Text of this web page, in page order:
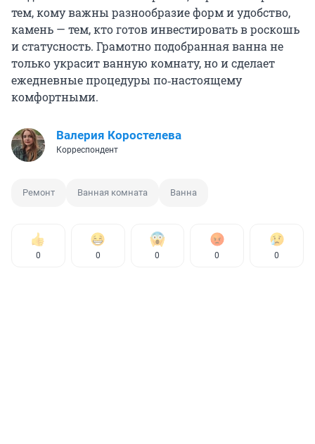
тем, кому важны разнообразие форм и удобство,
камень — тем, кто готов инвестировать в роскошь
и статусность. Грамотно подобранная ванна не
только украсит ванную комнату, но и сделает
ежедневные процедуры по‑настоящему
комфортными.
Валерия Коростелева
Корреспондент
Ремонт Ванная комната Ванна
0 0 0 0 0